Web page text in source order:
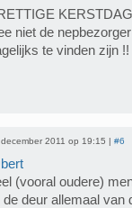
niet de
te vinden zijn !!
2011 op 19:15 | #6
(vooral oudere)
de deur allemaal van